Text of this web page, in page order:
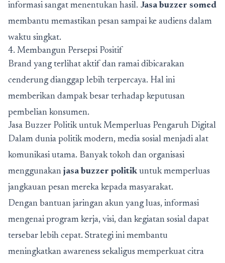
informasi sangat menentukan hasil. Jasa buzzer somed
membantu memastikan pesan sampai ke audiens dalam
waktu singkat.
4. Membangun Persepsi Positif
Brand yang terlihat aktif dan ramai dibicarakan
cenderung dianggap lebih terpercaya. Hal ini
memberikan dampak besar terhadap keputusan
pembelian konsumen.
Jasa Buzzer Politik untuk Memperluas Pengaruh Digital
Dalam dunia politik modern, media sosial menjadi alat
komunikasi utama. Banyak tokoh dan organisasi
menggunakan jasa buzzer politik untuk memperluas
jangkauan pesan mereka kepada masyarakat.
Dengan bantuan jaringan akun yang luas, informasi
mengenai program kerja, visi, dan kegiatan sosial dapat
tersebar lebih cepat. Strategi ini membantu
meningkatkan awareness sekaligus memperkuat citra